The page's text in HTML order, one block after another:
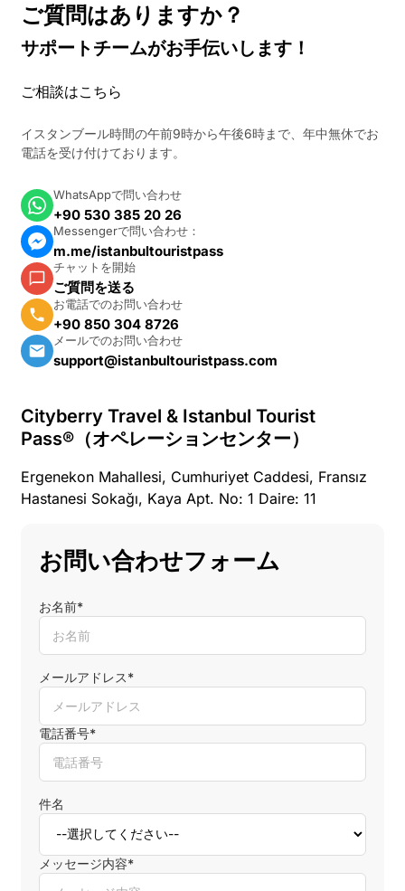
ご質問はありますか？
サポートチームがお手伝いします！
ご相談はこちら
イスタンブール時間の午前9時から午後6時まで、年中無休でお
電話を受け付けております。
WhatsAppで問い合わせ
+90 530 385 20 26
Messengerで問い合わせ：
m.me/istanbultouristpass
チャットを開始
ご質問を送る
お電話でのお問い合わせ
+90 850 304 8726
メールでのお問い合わせ
support@istanbultouristpass.com
Cityberry Travel & Istanbul Tourist
Pass®（オペレーションセンター）
Ergenekon Mahallesi, Cumhuriyet Caddesi, Fransız
Hastanesi Sokağı, Kaya Apt. No: 1 Daire: 11
お問い合わせフォーム
お名前*
メールアドレス*
電話番号*
件名
メッセージ内容*